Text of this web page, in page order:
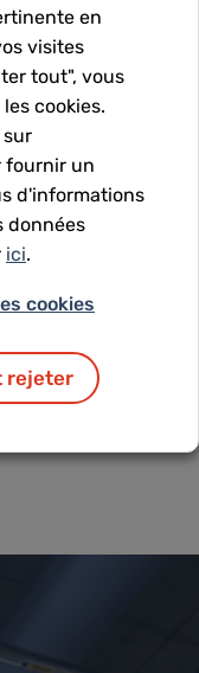
and
Total
en
visites
tout", vous
cookies.
sur
fournir un
d'informations
données
ici.
cookies
rejeter